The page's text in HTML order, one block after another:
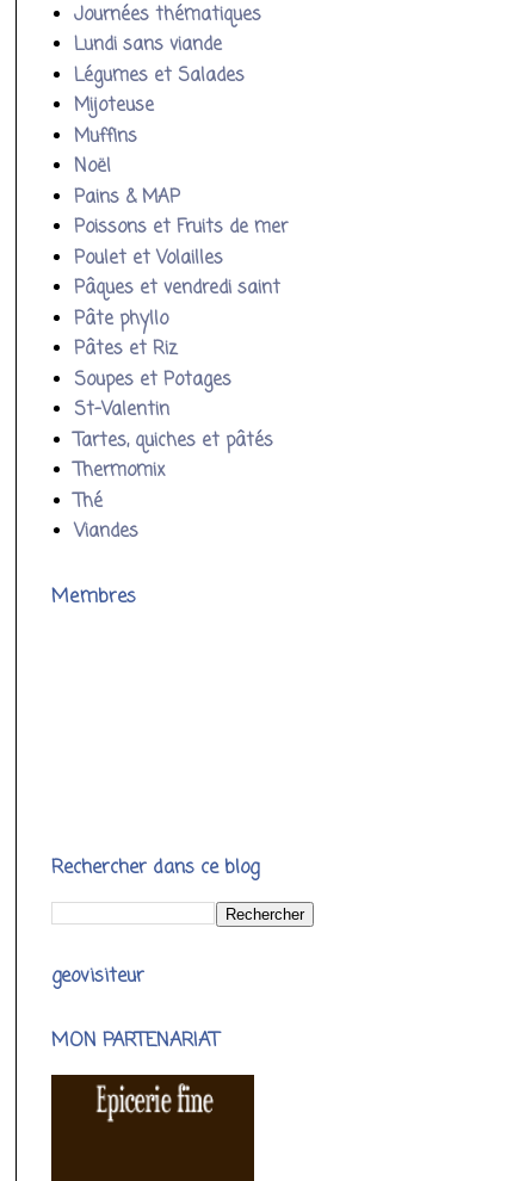
Journées thématiques
Lundi sans viande
Légumes et Salades
Mijoteuse
Muffins
Noël
Pains & MAP
Poissons et Fruits de mer
Poulet et Volailles
Pâques et vendredi saint
Pâte phyllo
Pâtes et Riz
Soupes et Potages
St-Valentin
Tartes, quiches et pâtés
Thermomix
Thé
Viandes
Membres
Rechercher dans ce blog
geovisiteur
MON PARTENARIAT